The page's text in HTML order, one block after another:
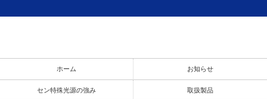
ホーム お知らせ
セン特殊光源の強み 取扱製品